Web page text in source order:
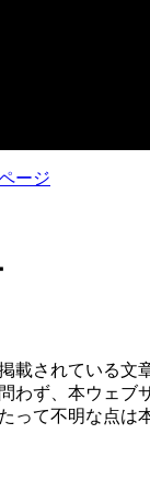
ージ
載されている文
わず、本ウェブ
って不明な点は